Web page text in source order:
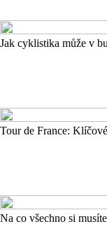
Jak cyklistika může v
Tour de France:
Na co všechno si